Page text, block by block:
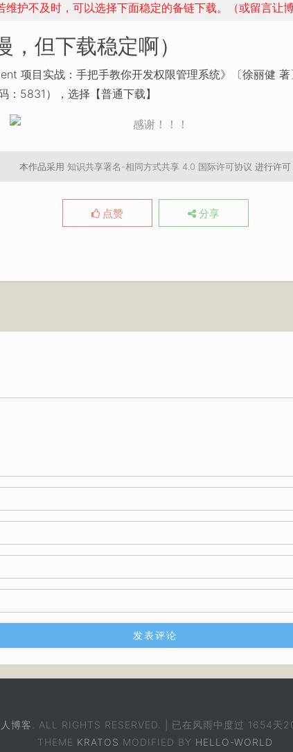
护不及时，可以选择下面稳定的备链下载。（或留言让博
但下载稳定啊）
项目实战：手把手教你开发权限管理系统》〔徐丽健 著
：5831），选择【普通下载】
本作品采用 知识共享署名-相同方式共享 4.0 国际许可协议 进行许可
点赞 分享
博客 . ALL RIGHTS RESERVED. | 已在风雨中度过 1654天
THEME KRATOS MODIFIED BY HELLO-WORLD